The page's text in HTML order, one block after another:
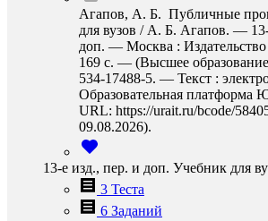
Агапов, А. Б. Публичные
для вузов / А. Б. Агапов. —
доп. — Москва :
169 с. — (Высшее
534-17488-5. — Текст :
Образовательная платформа
URL: https://urait.ru/bcode/
09.08.2026).
13-е изд., пер. и доп. Учебник для
3 Теста
6 Заданий